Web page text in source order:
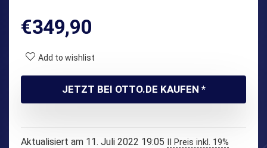
€349,90
Add to wishlist
JETZT BEI OTTO.DE KAUFEN *
Aktualisiert am 11. Juli 2022 19:05
II Preis inkl. 19%